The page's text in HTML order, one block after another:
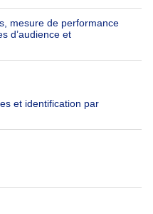
Assurances
Check-list déménagement
Suivez-nous
LinkedIn